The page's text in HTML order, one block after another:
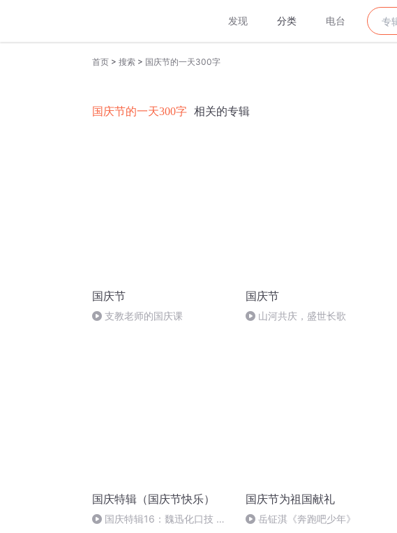
发现 分类 电台
首页 > 搜索 > 国庆节的一天300字
国庆节的一天300字 相关的专辑
国庆节
支教老师的国庆课
国庆节
山河共庆，盛世长歌
国庆特辑（国庆节快乐）
国庆特辑16：魏迅化口技 二
国庆节为祖国献礼
岳钲淇《奔跑吧少年》